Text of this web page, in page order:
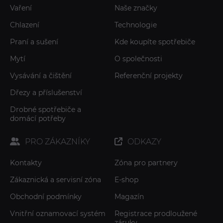
Vaření
Chlazení
Praní a sušení
Mytí
Vysávání a čištění
Dřezy a příslušenství
Drobné spotřebiče a
domácí potřeby
Naše značky
Technologie
Kde koupíte spotřebiče
O společnosti
Referenční projekty
PRO ZÁKAZNÍKY
Kontakty
Zákaznická a servisní zóna
Obchodní podmínky
Vnitřní oznamovací systém
ODKAZY
Zóna pro partnery
E-shop
Magazín
Registrace prodloužené